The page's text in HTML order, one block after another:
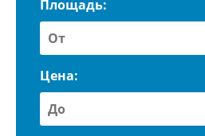
Площадь:
Цена: